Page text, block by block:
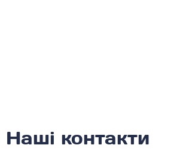
Наші контакти